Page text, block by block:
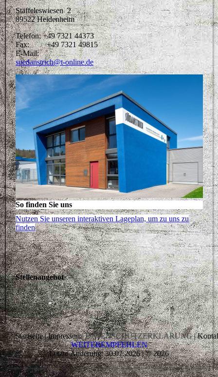
Stäffeleswiesen 2
89522 Heidenheim
Telefon: +49 7321 44373
Fax: +49 7321 49815
E-Mail:
suedanstrich@t-online.de
So finden Sie uns
Nutzen Sie unseren interaktiven La­ge­plan, um zu uns zu
finden
Stellenangebot
Startseite | Impressum| DATENSCHUTZERKLÄRUNG|
WEITEREMPFEHLEN
Letzte Änderung: 30.07.2026 | © 2026